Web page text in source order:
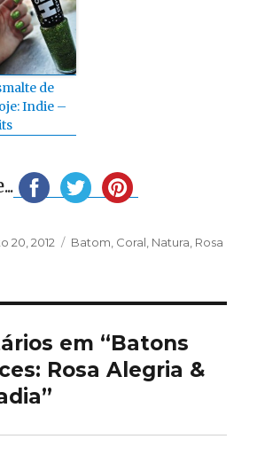
de
Indie –
20, 2012 Categorias
Batom Coral Natura Rosa
em “Batons
Rosa Alegria &